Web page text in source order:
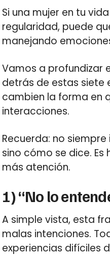
Si una mujer en tu
regularidad, puede
manejando
Vamos a profundizar
detrás de estas siete
cambien la forma en
interacciones.
Recuerda: no
sino cómo se dice.
más atención.
1) “No lo
A simple vista, esta
malas intenciones.
experiencias difíciles